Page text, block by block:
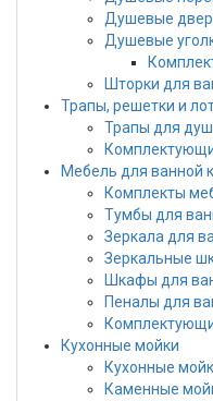
Душевые
Душевые
Шторки для
Трапы, решетки и
Трапы для
Мебель для ванной
Комплекты
Тумбы для
Зеркала для
Зеркальные
Шкафы для
Пеналы для
Кухонные мойки
Кухонные
Каменные